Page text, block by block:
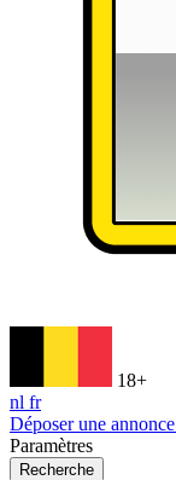
18+
nl fr
Déposer une annonce
Paramètres
Recherche